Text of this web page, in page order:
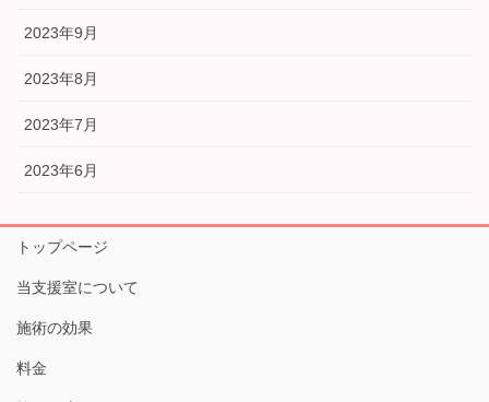
2023年9月
2023年8月
2023年7月
2023年6月
トップページ
当支援室について
施術の効果
料金